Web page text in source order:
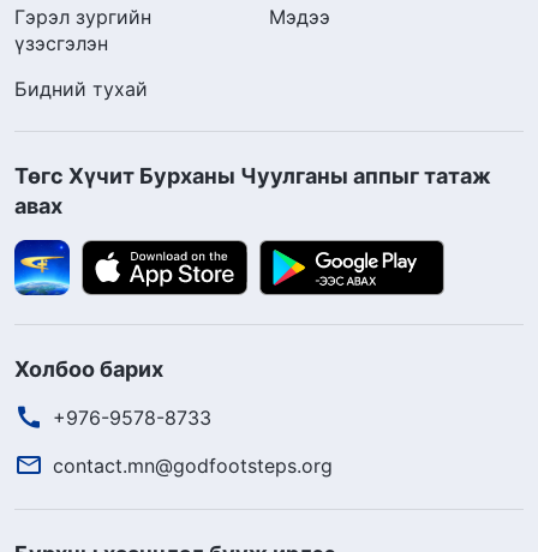
Гэрэл зургийн
үзэсгэлэн
Мэдээ
Бидний тухай
Төгс Хүчит Бурханы Чуулганы аппыг татаж
авах
Холбоо барих
+976-9578-8733
contact.mn@godfootsteps.org